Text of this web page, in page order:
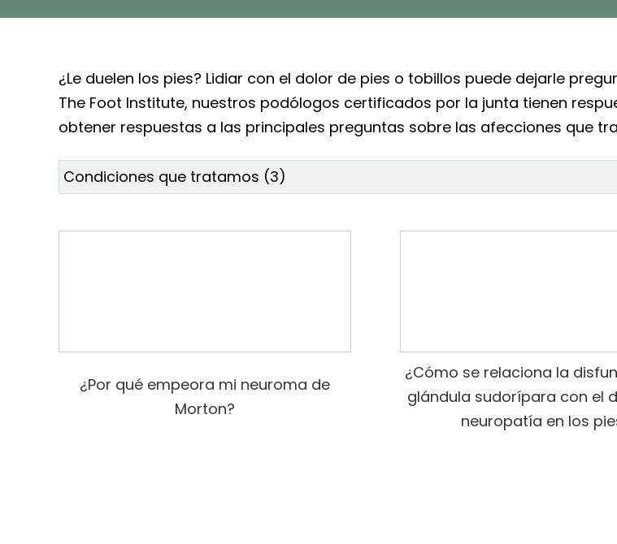
¿Le duelen los pies? Lidiar con el dolor de pies o tobillos puede dejarle
The Foot Institute, nuestros podólogos certificados por la junta tienen
obtener respuestas a las principales preguntas sobre las afecciones que
¿Por qué empeora mi neuroma de
Morton?
¿Cómo se relaciona la
glándula sudorípara con el
neuropatía en los